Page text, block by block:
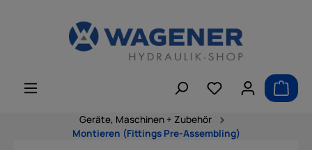
Geräte, Maschinen + Zubehör
Montieren (Fittings Pre-Assembling)